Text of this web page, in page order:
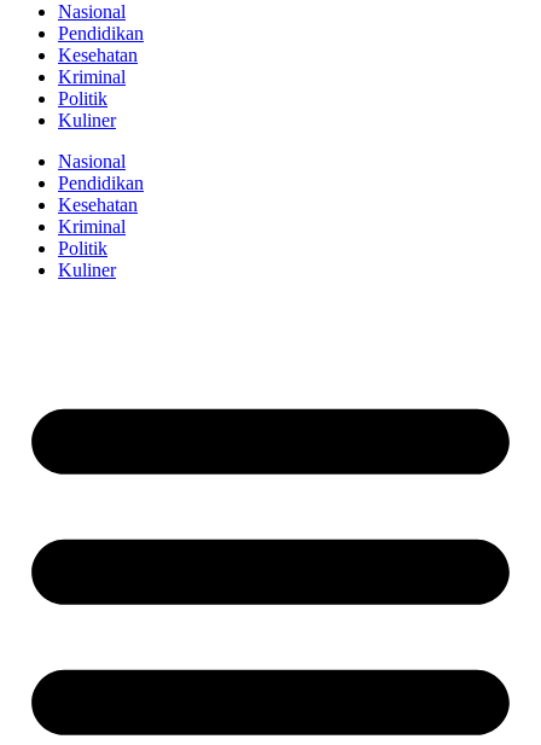
Nasional
Pendidikan
Kesehatan
Kriminal
Politik
Kuliner
Nasional
Pendidikan
Kesehatan
Kriminal
Politik
Kuliner